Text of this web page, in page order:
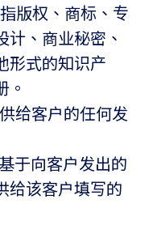
权、商标、专
计、商业秘密、
形式的知识产
。
客户的任何发
向客户发出的
给该客户填写的